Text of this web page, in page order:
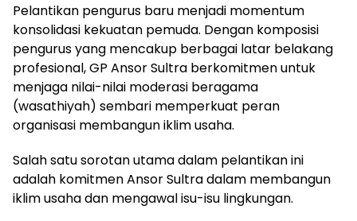
Pelantikan pengurus baru menjadi momentum
konsolidasi kekuatan pemuda. Dengan komposisi
pengurus yang mencakup berbagai latar belakang
profesional, GP Ansor Sultra berkomitmen untuk
menjaga nilai-nilai moderasi beragama
(wasathiyah) sembari memperkuat peran
organisasi membangun iklim usaha.
Salah satu sorotan utama dalam pelantikan ini
adalah komitmen Ansor Sultra dalam membangun
iklim usaha dan mengawal isu-isu lingkungan.